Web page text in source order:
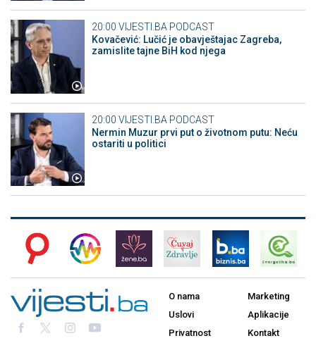
20:00 VIJESTI.BA PODCAST
Kovačević: Lučić je obavještajac Zagreba,
zamislite tajne BiH kod njega
20:00 VIJESTI.BA PODCAST
Nermin Muzur prvi put o životnom putu: Neću
ostariti u politici
O nama
Uslovi
Privatnost
Marketing
Aplikacije
Kontakt